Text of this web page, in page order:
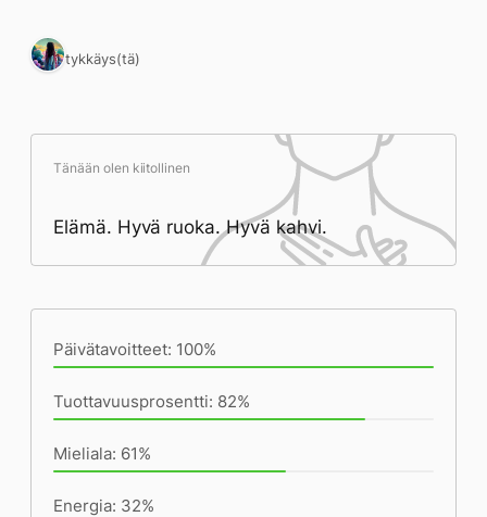
1 tykkäys(tä)
Tänään olen kiitollinen
Elämä. Hyvä ruoka. Hyvä kahvi.
Päivätavoitteet: 100%
Tuottavuusprosentti: 82%
Mieliala: 61%
Energia: 32%